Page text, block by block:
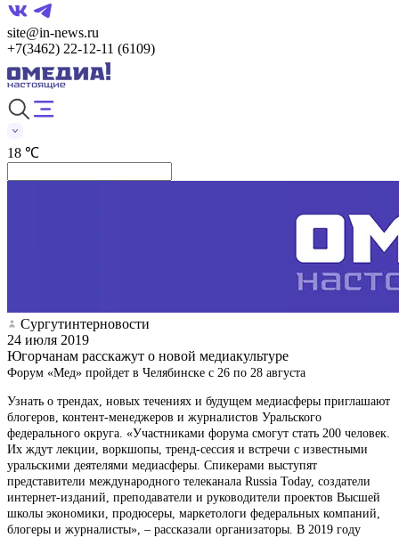
site@in-news.ru
+7(3462) 22-12-11 (6109)
18 ℃
Сургутинтерновости
24 июля 2019
Югорчанам расскажут о новой медиакультуре
Форум «Мед» пройдет в Челябинске с 26 по 28 августа
Узнать о трендах, новых течениях и будущем медиасферы приглашают
блогеров, контент-менеджеров и журналистов Уральского
федерального округа. «Участниками форума смогут стать 200 человек.
Их ждут лекции, воркшопы, тренд-сессия и встречи с известными
уральскими деятелями медиасферы. Спикерами выступят
представители международного телеканала Russia Today, создатели
интернет-изданий, преподаватели и руководители проектов Высшей
школы экономики, продюсеры, маркетологи федеральных компаний,
блогеры и журналисты», – рассказали организаторы. В 2019 году